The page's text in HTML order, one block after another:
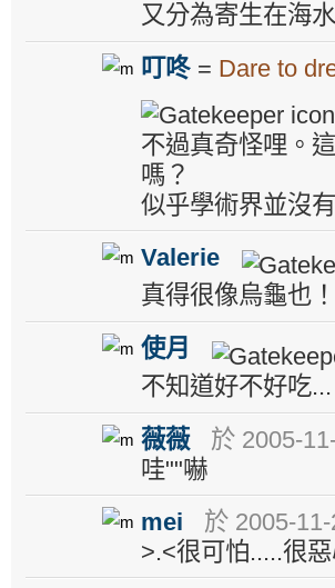
又分為寄生在海
叮咚 = Dare to
不過真奇怪哩。
嗎？
似乎學術界並沒
Valerie
真得很像烏龜也
使月
不知道好不好吃...
薇薇
於 2005-
哇""嚇
mei
於 2005-
>.<很可怕.....很